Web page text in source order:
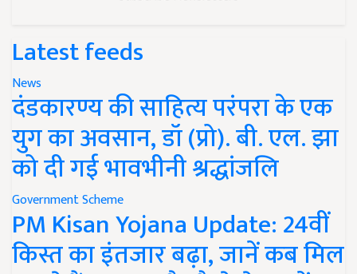
Latest feeds
News
दंडकारण्य की साहित्य परंपरा के एक
युग का अवसान, डॉ (प्रो). बी. एल. झा
को दी गई भावभीनी श्रद्धांजलि
Government Scheme
PM Kisan Yojana Update: 24वीं
किस्त का इंतजार बढ़ा, जानें कब मिल